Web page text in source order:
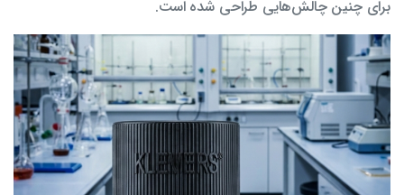
برای چنین چالش‌هایی طراحی شده است.